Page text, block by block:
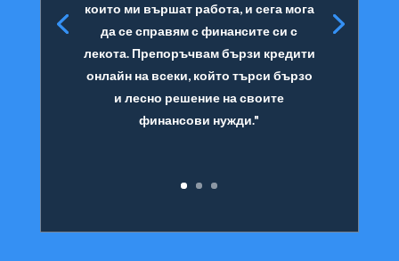
които ми вършат работа, и сега мога
да се справям с финансите си с
лекота. Препоръчвам бързи кредити
онлайн на всеки, който търси бързо
и лесно решение на своите
финансови нужди."